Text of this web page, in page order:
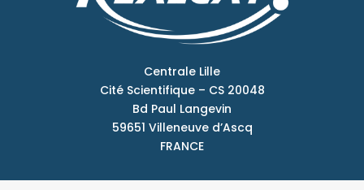
Centrale Lille
Cité Scientifique – CS 20048
Bd Paul Langevin
59651 Villeneuve d’Ascq
FRANCE